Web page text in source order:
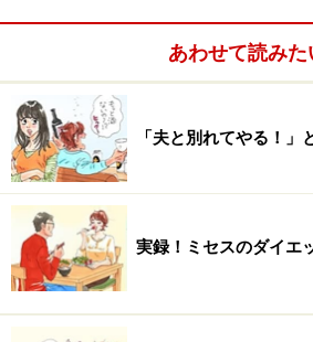
た。（30代 専業主婦）
とあるディスカウントショッ
入。案の定いらない物ばかり入
しでガッカリ。それから福袋を
（40代 専業主婦）
勢いで買った大好きなキャラク
クターは好きだけど、必要で
って人にあげてしまった。（
ものも入っている。確かにお得
あわせて読みた
「夫と別れてやる！」
実録！ミセスのダイエ